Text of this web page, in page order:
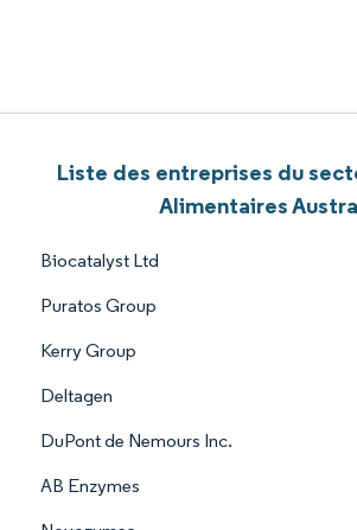
Liste des entreprises du
Alimentaires
Biocatalyst Ltd
Puratos Group
Kerry Group
Deltagen
DuPont de Nemours Inc.
AB Enzymes